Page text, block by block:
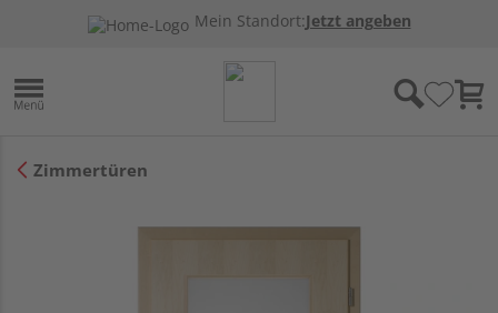
Mein Standort:Jetzt angeben
Zimmertüren